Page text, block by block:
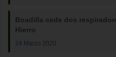
Boadilla cede dos
Hierro
24 Marzo 2020